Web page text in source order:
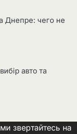
Днепре: чего не
авто та
звертайтесь на